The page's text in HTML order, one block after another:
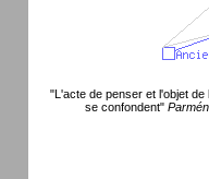
"L'acte de penser et l'objet de
se confondent"